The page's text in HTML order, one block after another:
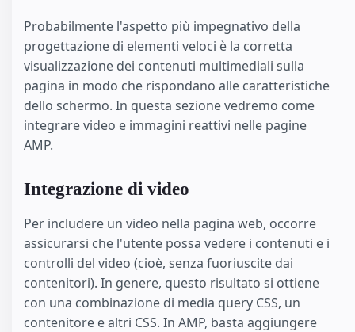
Probabilmente l'aspetto più impegnativo della
progettazione di elementi veloci è la corretta
visualizzazione dei contenuti multimediali sulla
pagina in modo che rispondano alle caratteristiche
dello schermo. In questa sezione vedremo come
integrare video e immagini reattivi nelle pagine
AMP.
Integrazione di video
Per includere un video nella pagina web, occorre
assicurarsi che l'utente possa vedere i contenuti e i
controlli del video (cioè, senza fuoriuscite dai
contenitori). In genere, questo risultato si ottiene
con una combinazione di media query CSS, un
contenitore e altri CSS. In AMP, basta aggiungere